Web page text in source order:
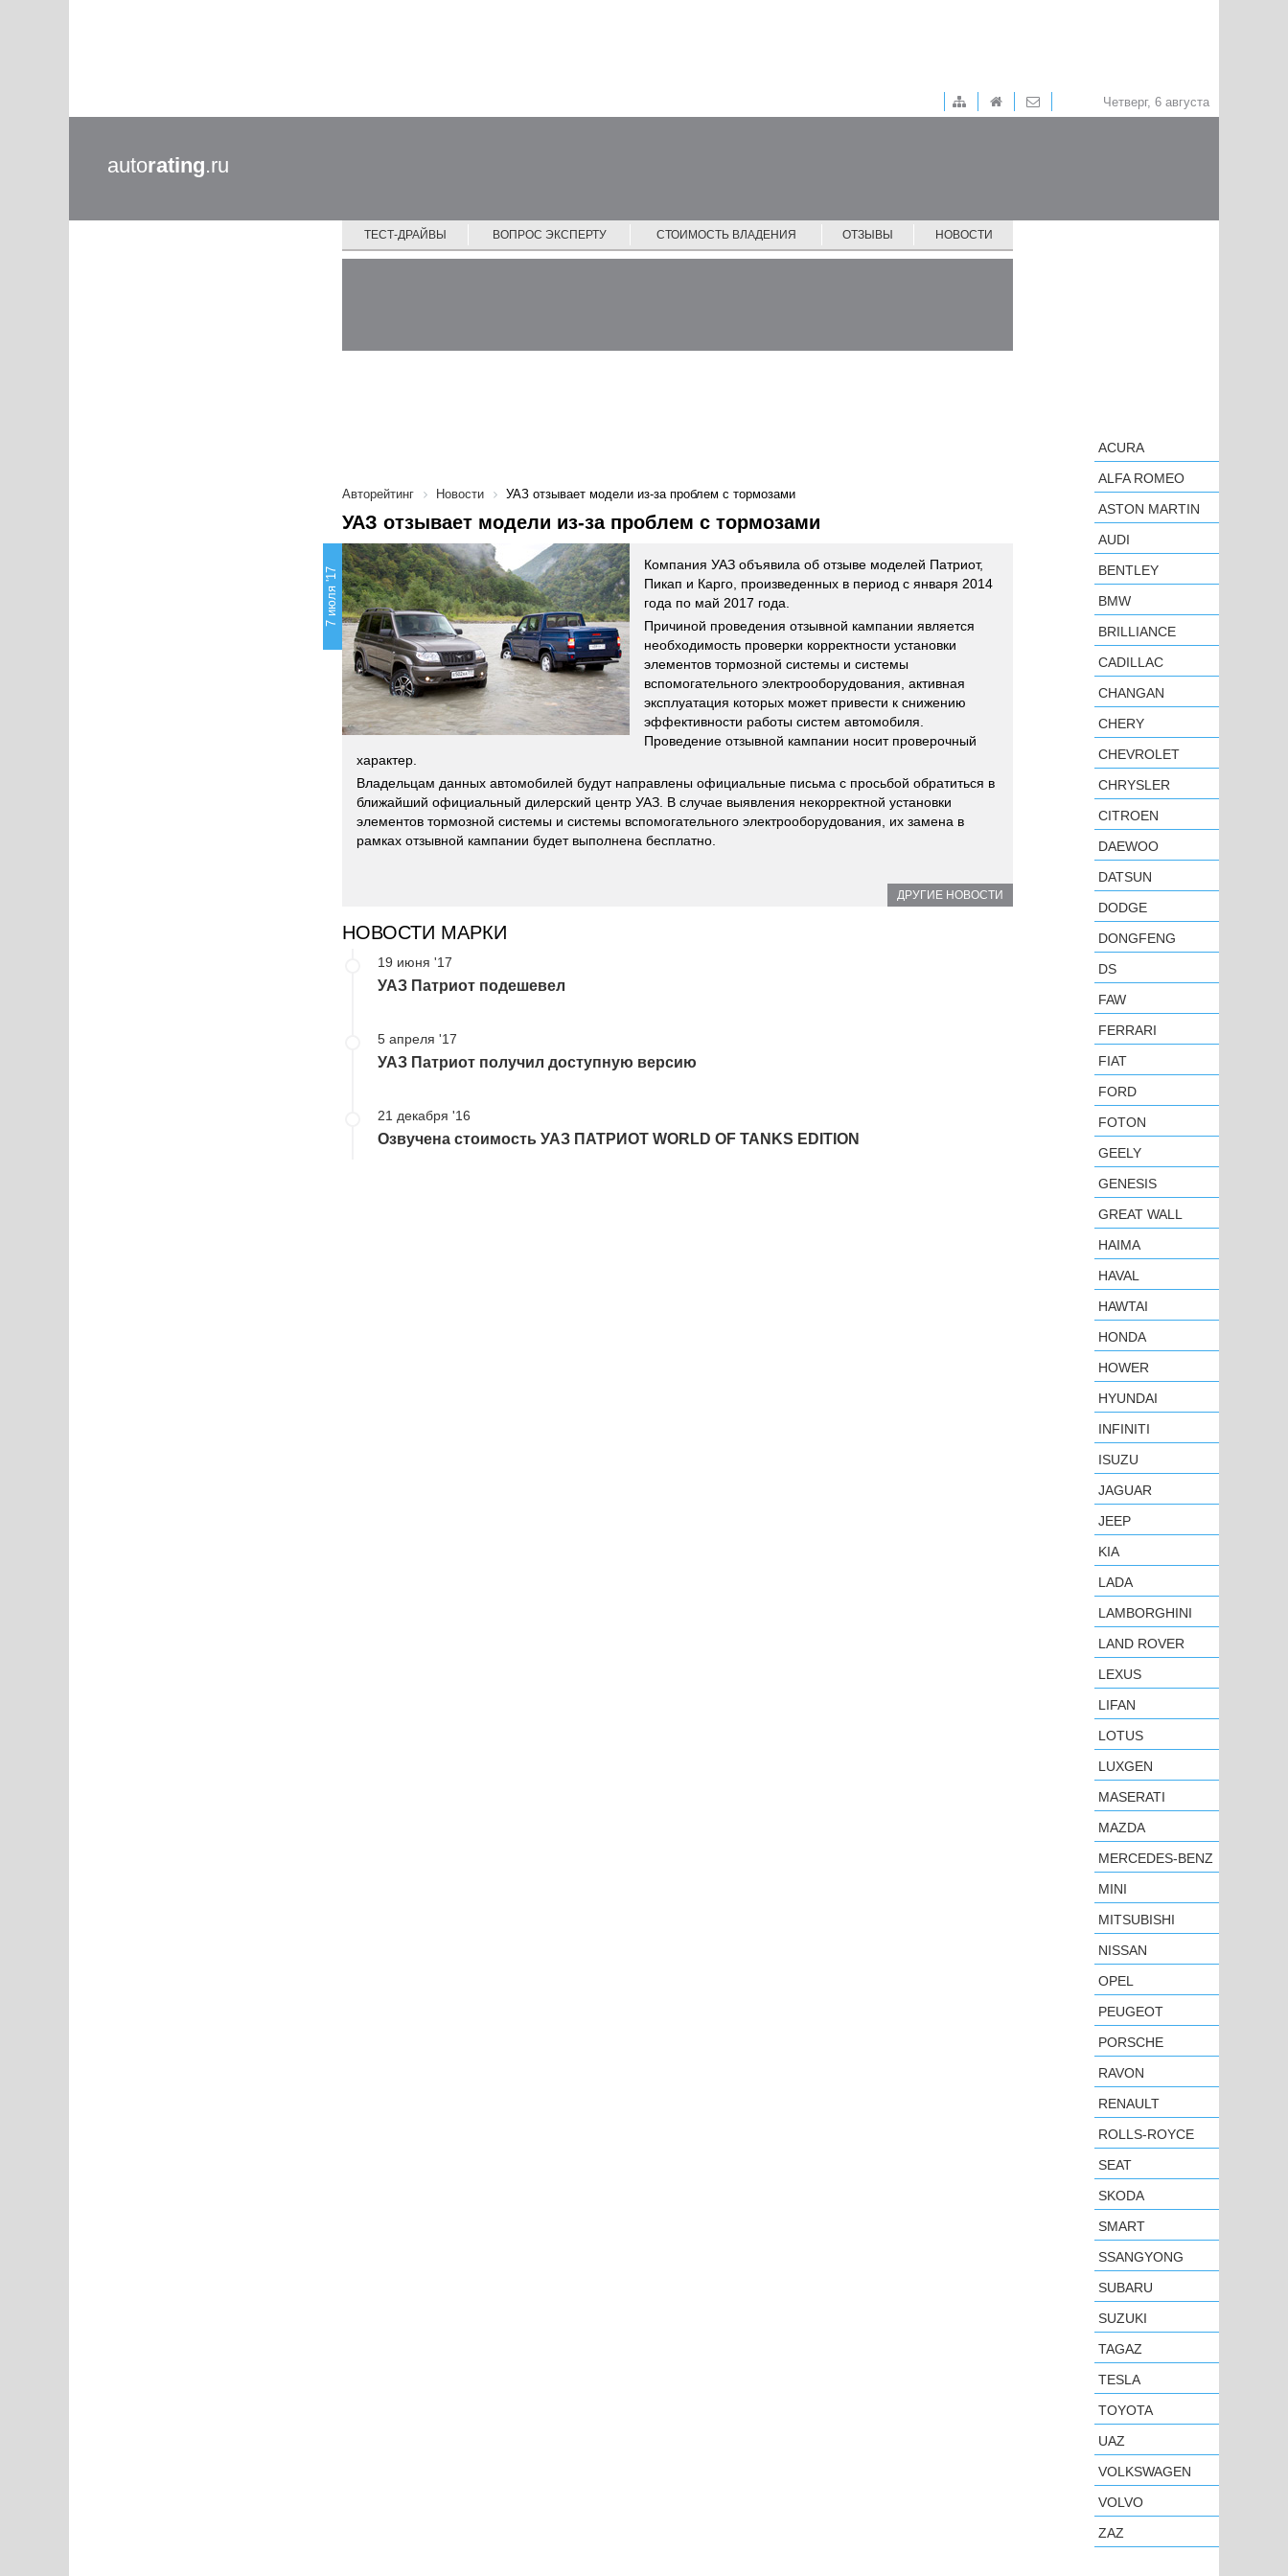
Четверг, 6 августа
autorating.ru
ТЕСТ-ДРАЙВЫ ВОПРОС ЭКСПЕРТУ СТОИМОСТЬ ВЛАДЕНИЯ ОТЗЫВЫ НОВОСТИ
Авторейтинг Новости УАЗ отзывает модели из-за проблем с тормозами
УАЗ отзывает модели из-за проблем с тормозами
7 июля '17
Компания УАЗ объявила об отзыве моделей Патриот,
Пикап и Карго, произведенных в период с января 2014
года по май 2017 года.
Причиной проведения отзывной кампании является
необходимость проверки корректности установки
элементов тормозной системы и системы
вспомогательного электрооборудования, активная
эксплуатация которых может привести к снижению
эффективности работы систем автомобиля.
Проведение отзывной кампании носит проверочный
характер.
Владельцам данных автомобилей будут направлены официальные письма с просьбой обратиться в
ближайший официальный дилерский центр УАЗ. В случае выявления некорректной установки
элементов тормозной системы и системы вспомогательного электрооборудования, их замена в
рамках отзывной кампании будет выполнена бесплатно.
ДРУГИЕ НОВОСТИ
НОВОСТИ МАРКИ
19 июня '17
УАЗ Патриот подешевел
5 апреля '17
УАЗ Патриот получил доступную версию
21 декабря '16
Озвучена стоимость УАЗ ПАТРИОТ WORLD OF TANKS EDITION
ACURA
ALFA ROMEO
ASTON MARTIN
AUDI
BENTLEY
BMW
BRILLIANCE
CADILLAC
CHANGAN
CHERY
CHEVROLET
CHRYSLER
CITROEN
DAEWOO
DATSUN
DODGE
DONGFENG
DS
FAW
FERRARI
FIAT
FORD
FOTON
GEELY
GENESIS
GREAT WALL
HAIMA
HAVAL
HAWTAI
HONDA
HOWER
HYUNDAI
INFINITI
ISUZU
JAGUAR
JEEP
KIA
LADA
LAMBORGHINI
LAND ROVER
LEXUS
LIFAN
LOTUS
LUXGEN
MASERATI
MAZDA
MERCEDES-BENZ
MINI
MITSUBISHI
NISSAN
OPEL
PEUGEOT
PORSCHE
RAVON
RENAULT
ROLLS-ROYCE
SEAT
SKODA
SMART
SSANGYONG
SUBARU
SUZUKI
TAGAZ
TESLA
TOYOTA
UAZ
VOLKSWAGEN
VOLVO
ZAZ